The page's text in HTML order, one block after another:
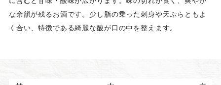
な余韻が残るお酒です。少し脂の乗った刺身や天ぷらともよ
く合い、特徴である綺麗な酸が口の中を整えます。